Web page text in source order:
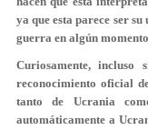
ya que esta parece ser
guerra en algún
Curiosamente,
reconocimiento oficial
tanto de Ucrania
automáticamente a